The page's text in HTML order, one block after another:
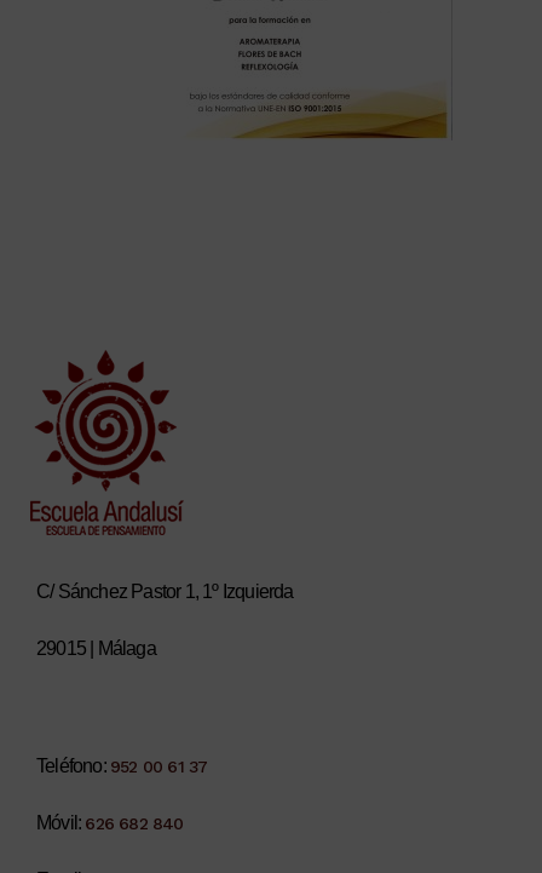
C/ Sánchez Pastor 1, 1º Izquierda
29015 | Málaga
Teléfono: 952 00 61 37
Móvil: 626 682 840